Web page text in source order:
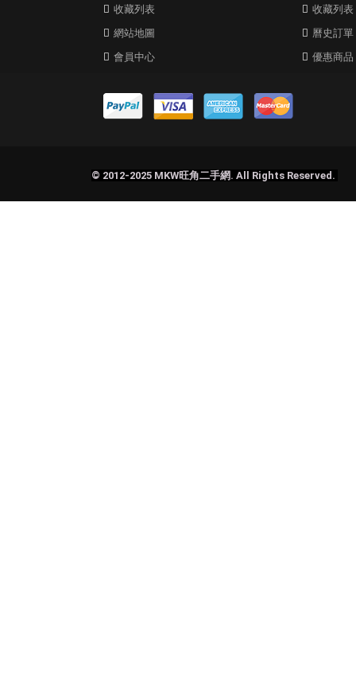
收藏列表
網站地圖
會員中心
收藏列表
曆史訂單
優惠商品
© 2012-2025 MKW旺角二手網. All Rights Reserved.